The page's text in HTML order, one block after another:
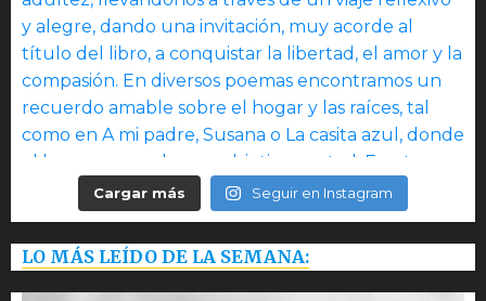
Cargar más Seguir en Instagram
LO MÁS LEÍDO DE LA SEMANA: